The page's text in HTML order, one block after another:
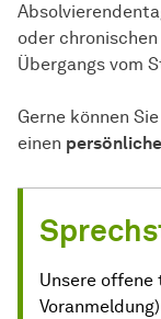
oder
Übergangs vom
Gerne können
einen
Unsere